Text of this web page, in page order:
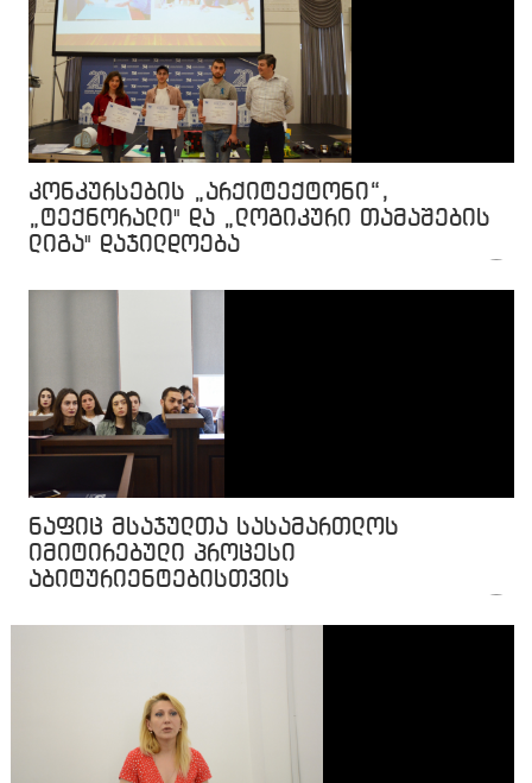
კონკურსების „არქიტექტონი“,
„ტექნორალი" და „ლოგიკური თამაშების
ლიგა" დაჯილდოება
ნაფიც მსაჯულთა სასამართლოს
იმიტირებული პროცესი
აბიტურიენტებისთვის